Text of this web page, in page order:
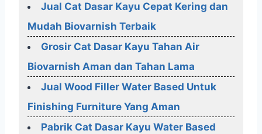
Jual Cat Dasar Kayu Cepat Kering dan
Mudah Biovarnish Terbaik
Grosir Cat Dasar Kayu Tahan Air
Biovarnish Aman dan Tahan Lama
Jual Wood Filler Water Based Untuk
Finishing Furniture Yang Aman
Pabrik Cat Dasar Kayu Water Based